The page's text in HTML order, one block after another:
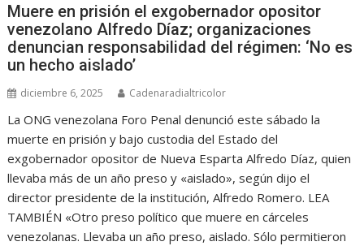
Muere en prisión el exgobernador opositor
venezolano Alfredo Díaz; organizaciones
denuncian responsabilidad del régimen: ‘No es
un hecho aislado’
diciembre 6, 2025 Cadenaradialtricolor
La ONG venezolana Foro Penal denunció este sábado la
muerte en prisión y bajo custodia del Estado del
exgobernador opositor de Nueva Esparta Alfredo Díaz, quien
llevaba más de un año preso y «aislado», según dijo el
director presidente de la institución, Alfredo Romero. LEA
TAMBIÉN «Otro preso político que muere en cárceles
venezolanas. Llevaba un año preso, aislado. Sólo permitieron